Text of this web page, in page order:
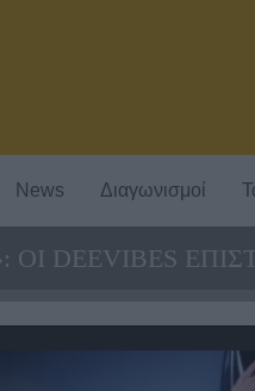
News Διαγωνισμοί
DEEVIBES